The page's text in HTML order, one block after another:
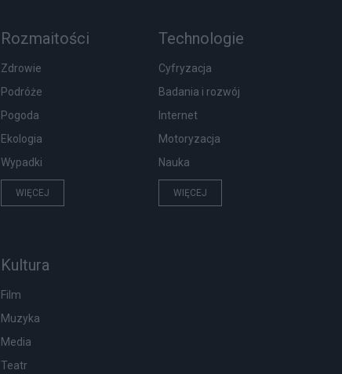
Rozmaitości
Zdrowie
Podróże
Pogoda
Ekologia
Wypadki
WIĘCEJ
Technologie
Cyfryzacja
Badania i rozwój
Internet
Motoryzacja
Nauka
WIĘCEJ
Kultura
Film
Muzyka
Media
Teatr